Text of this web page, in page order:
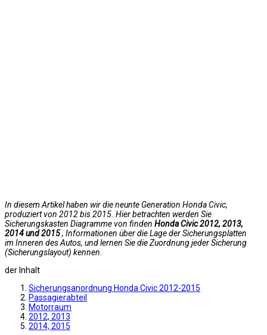
In diesem Artikel haben wir die neunte Generation Honda Civic,
produziert von 2012 bis 2015. Hier betrachten werden Sie
Sicherungskasten Diagramme von finden Honda Civic 2012, 2013,
2014 und 2015, Informationen über die Lage der Sicherungsplatten
im Inneren des Autos, und lernen Sie die Zuordnung jeder Sicherung
(Sicherungslayout) kennen.
der Inhalt
Sicherungsanordnung Honda Civic 2012-2015
Passagierabteil
Motorraum
2012, 2013
2014, 2015